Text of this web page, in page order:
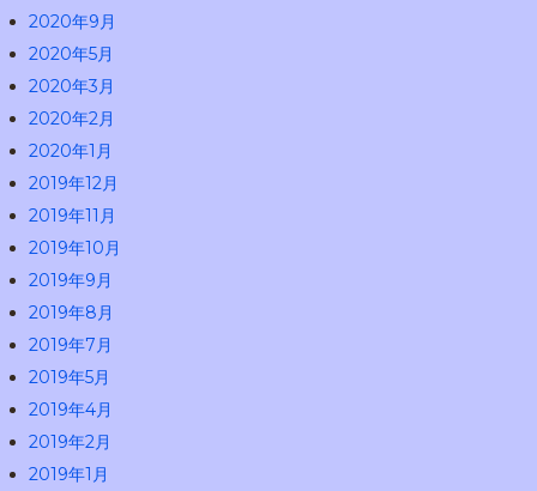
2020年9月
2020年5月
2020年3月
2020年2月
2020年1月
2019年12月
2019年11月
2019年10月
2019年9月
2019年8月
2019年7月
2019年5月
2019年4月
2019年2月
2019年1月